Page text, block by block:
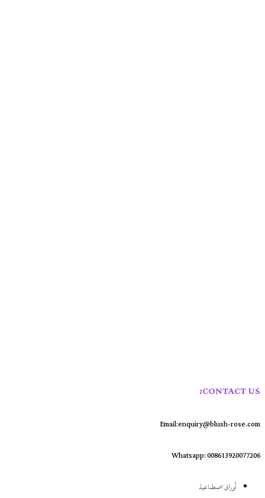
CONTACT US:
Email:enquiry@blush-rose.com
Whatsapp: 008613920077206
أوراق اصطناعية